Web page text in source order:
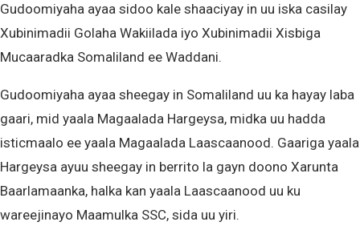
Gudoomiyaha ayaa sidoo kale shaaciyay in uu iska casilay
Xubinimadii Golaha Wakiilada iyo Xubinimadii Xisbiga
Mucaaradka Somaliland ee Waddani.
Gudoomiyaha ayaa sheegay in Somaliland uu ka hayay laba
gaari, mid yaala Magaalada Hargeysa, midka uu hadda
isticmaalo ee yaala Magaalada Laascaanood. Gaariga yaala
Hargeysa ayuu sheegay in berrito la gayn doono Xarunta
Baarlamaanka, halka kan yaala Laascaanood uu ku
wareejinayo Maamulka SSC, sida uu yiri.